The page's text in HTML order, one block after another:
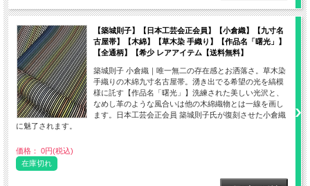
【築城則子】【日本工芸会正会員】【小倉織】【九寸名
古屋帯】【木綿】【草木染 手織り】【作品名「曙光」】
【全通柄】【希少 レアアイテム【送料無料】
築城則子 小倉織｜唯一無二の存在感とお洒落さ。草木染
手織りの木綿九寸名古屋帯。湧き出でる希望の光を縞模
様に託す【作品名「曙光」】洗練された美しい光沢と、
なめし革のような風合いは他の木綿織物とは一線を画し
ます。日本工芸会正会員 築城則子氏が復刻させた小倉織
に魅了されます。
価格： 0円(税込)
在庫切れ